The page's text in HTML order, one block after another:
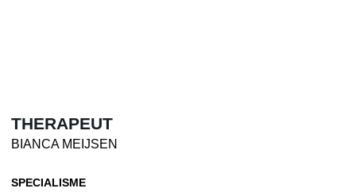
THERAPEUT
BIANCA MEIJSEN
SPECIALISME